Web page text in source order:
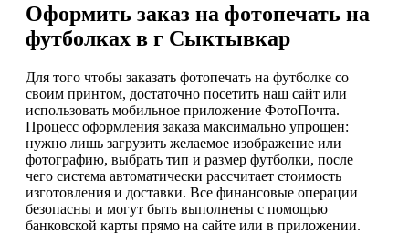
Оформить заказ на фотопечать на
футболках в г Сыктывкар
Для того чтобы заказать фотопечать на футболке со
своим принтом, достаточно посетить наш сайт или
использовать мобильное приложение ФотоПочта.
Процесс оформления заказа максимально упрощен:
нужно лишь загрузить желаемое изображение или
фотографию, выбрать тип и размер футболки, после
чего система автоматически рассчитает стоимость
изготовления и доставки. Все финансовые операции
безопасны и могут быть выполнены с помощью
банковской карты прямо на сайте или в приложении.